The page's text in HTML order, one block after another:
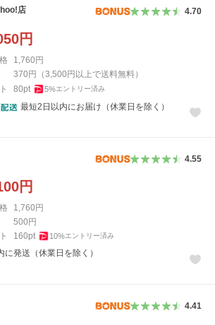
店 4.70
円
1,760 円
370 円 （3,500 円以上で送料無料）
80pt 5%エントリー済み
最短2日以内にお届け（休業日を除く）
4.55
円
1,760 円
500 円
160pt 10%エントリー済み
に発送（休業日を除く）
4.41